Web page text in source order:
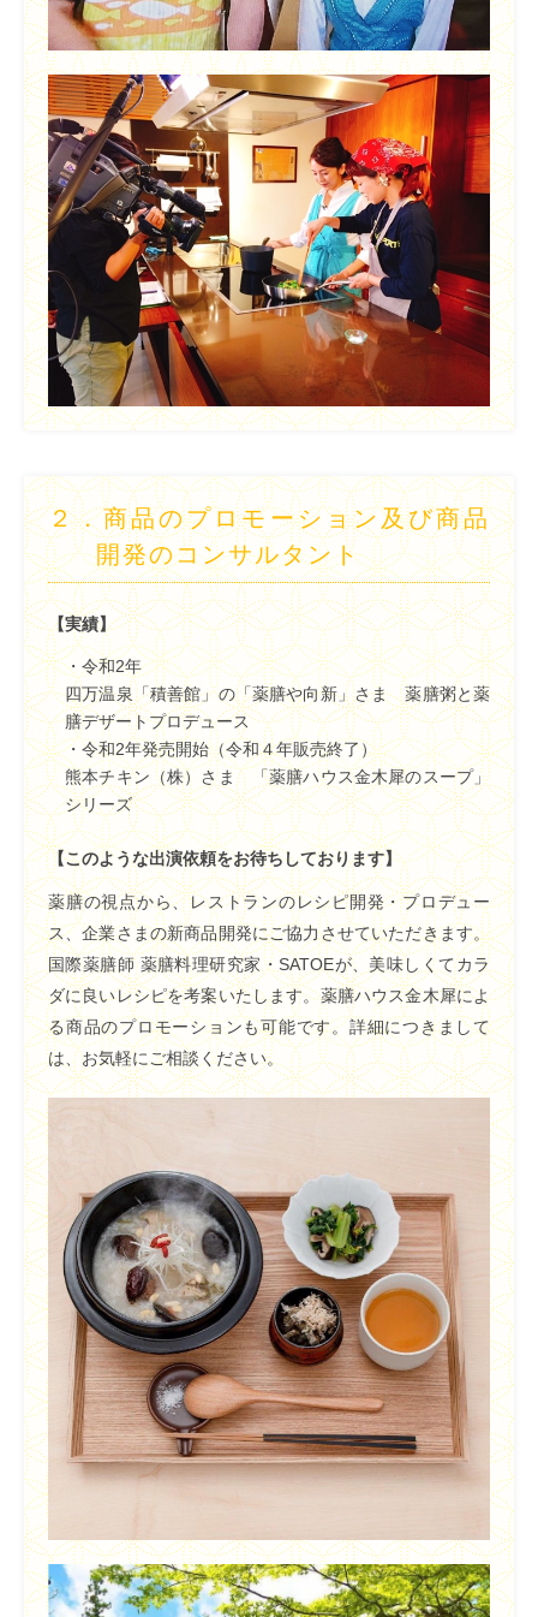
２．商品のプロモーション及び商品
開発のコンサルタント
【実績】
・令和2年
四万温泉「積善館」の「薬膳や向新」さま 薬膳粥と薬
膳デザートプロデュース
・令和2年発売開始（令和４年販売終了）
熊本チキン（株）さま 「薬膳ハウス金木犀のスープ」
シリーズ
【このような出演依頼をお待ちしております】
薬膳の視点から、レストランのレシピ開発・プロデュー
ス、企業さまの新商品開発にご協力させていただきます。
国際薬膳師 薬膳料理研究家・SATOEが、美味しくてカラ
ダに良いレシピを考案いたします。薬膳ハウス金木犀によ
る商品のプロモーションも可能です。詳細につきまして
は、お気軽にご相談ください。